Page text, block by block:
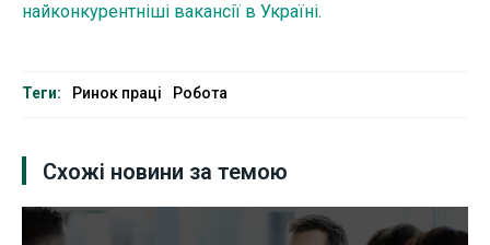
найконкурентніші вакансії в Україні.
Теги: Ринок праці Робота
Схожі новини за темою